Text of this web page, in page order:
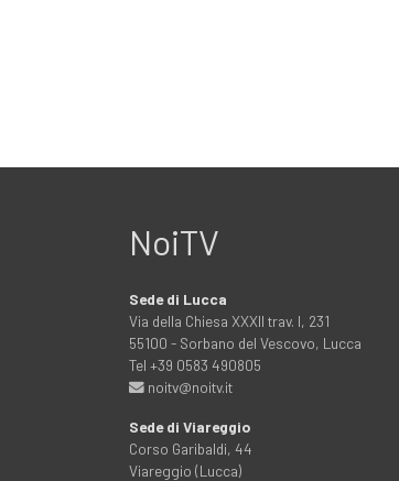
NoiTV
Sede di Lucca
Via della Chiesa XXXII trav. I, 231
55100 - Sorbano del Vescovo, Lucca
Tel +39 0583 490805
noitv@noitv.it
Sede di Viareggio
Corso Garibaldi, 44
Viareggio (Lucca)